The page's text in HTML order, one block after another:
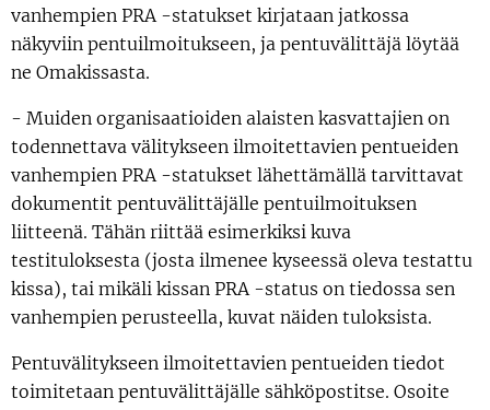
vanhempien PRA -statukset kirjataan jatkossa
näkyviin pentuilmoitukseen, ja pentuvälittäjä löytää
ne Omakissasta.
- Muiden organisaatioiden alaisten kasvattajien on
todennettava välitykseen ilmoitettavien pentueiden
vanhempien PRA -statukset lähettämällä tarvittavat
dokumentit pentuvälittäjälle pentuilmoituksen
liitteenä. Tähän riittää esimerkiksi kuva
testituloksesta (josta ilmenee kyseessä oleva testattu
kissa), tai mikäli kissan PRA -status on tiedossa sen
vanhempien perusteella, kuvat näiden tuloksista.
Pentuvälitykseen ilmoitettavien pentueiden tiedot
toimitetaan pentuvälittäjälle sähköpostitse. Osoite